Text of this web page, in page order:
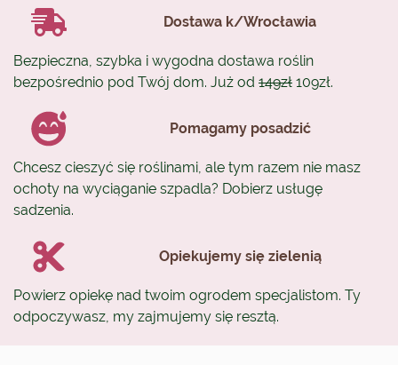
Dostawa k/Wrocławia
Bezpieczna, szybka i wygodna dostawa roślin
bezpośrednio pod Twój dom. Już od 149zł 109zł.
Pomagamy posadzić
Chcesz cieszyć się roślinami, ale tym razem nie masz
ochoty na wyciąganie szpadla? Dobierz usługę
sadzenia.
Opiekujemy się zielenią
Powierz opiekę nad twoim ogrodem specjalistom. Ty
odpoczywasz, my zajmujemy się resztą.